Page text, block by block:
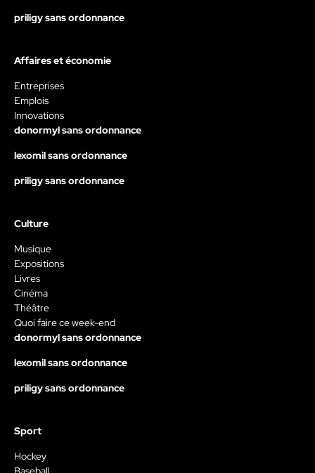
priligy sans ordonnance
Affaires et économie
Entreprises
Emplois
Innovations
donormyl sans ordonnance
lexomil sans ordonnance
priligy sans ordonnance
Culture
Musique
Expositions
Livres
Cinéma
Théâtre
Quoi faire ce week-end
donormyl sans ordonnance
lexomil sans ordonnance
priligy sans ordonnance
Sport
Hockey